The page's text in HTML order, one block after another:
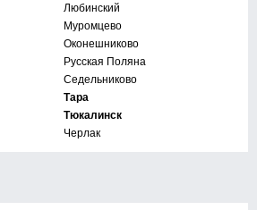
Любинский
Муромцево
Оконешниково
Русская Поляна
Седельниково
Тара
Тюкалинск
Черлак